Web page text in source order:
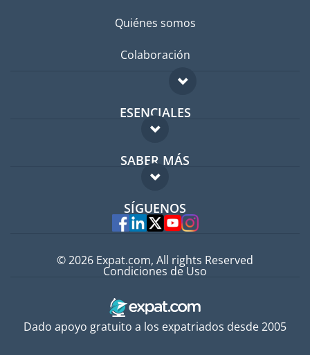
Quiénes somos
Colaboración
ESENCIALES
Foro para expatriados
Guía para expatriados
Trabajos en el extranjero
SABER MÁS
FAQ
Expertos
SÍGUENOS
Dado apoyo gratuito a los expatriados desde 2005
© 2026 Expat.com, All rights Reserved
Condiciones de Uso